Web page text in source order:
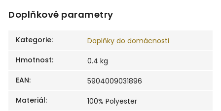
Doplňkové parametry
Kategorie:
Doplňky do domácnosti
Hmotnost:
0.4 kg
EAN:
5904009031896
Materiál:
100% Polyester